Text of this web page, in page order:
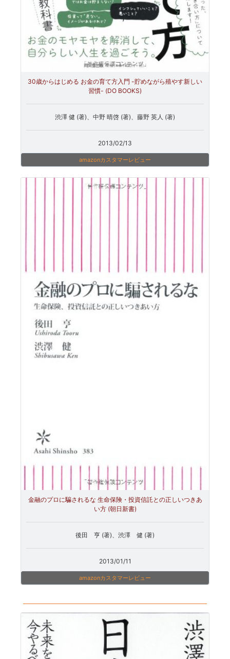
30歳からはじめる お金の育て方入門 -貯めながら殖やす新しい
習慣- (DO BOOKS)
渋澤 健 (著)、中野 晴啓 (著)、藤野 英人 (著)
2013/02/13
amazonカスタマーレビュー
金融のプロに騙されるな 生命保険・投資信託との正しいつきあ
い方 (朝日新書)
後田 亨 (著)、渋澤 健 (著)
2013/01/11
amazonカスタマーレビュー